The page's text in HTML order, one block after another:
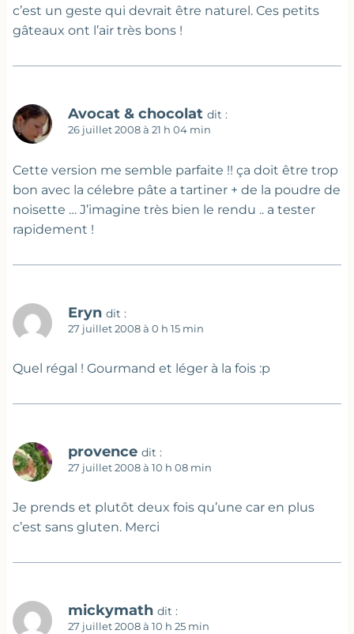
c’est un geste qui devrait être naturel. Ces petits
gâteaux ont l’air très bons !
Avocat & chocolat dit :
26 juillet 2008 à 21 h 04 min
Cette version me semble parfaite !! ça doit être trop
bon avec la célebre pâte a tartiner + de la poudre de
noisette … J’imagine très bien le rendu .. a tester
rapidement !
Eryn dit :
27 juillet 2008 à 0 h 15 min
Quel régal ! Gourmand et léger à la fois :p
provence dit :
27 juillet 2008 à 10 h 08 min
Je prends et plutôt deux fois qu’une car en plus
c’est sans gluten. Merci
mickymath dit :
27 juillet 2008 à 10 h 25 min